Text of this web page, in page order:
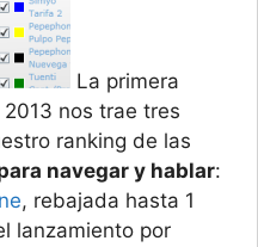
La primera
nos trae tres
ranking de las
navegar y hablar:
, rebajada hasta 1
lanzamiento por